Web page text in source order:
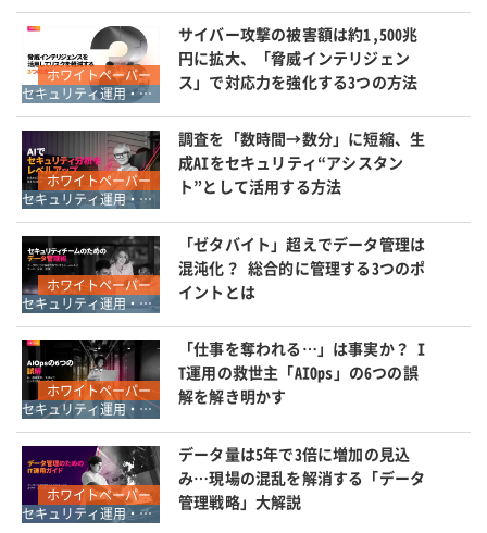
ホワイトペーパー
セキュリティ運用・SOC・SIEM・ログ管理
サイバー攻撃の被害額は約1,500兆
円に拡大、「脅威インテリジェン
ス」で対応力を強化する3つの方法
ホワイトペーパー
セキュリティ運用・SOC・SIEM・ログ管理
調査を「数時間→数分」に短縮、生
成AIをセキュリティ“アシスタン
ト”として活用する方法
ホワイトペーパー
セキュリティ運用・SOC・SIEM・ログ管理
「ゼタバイト」超えでデータ管理は
混沌化？ 総合的に管理する3つのポ
イントとは
ホワイトペーパー
セキュリティ運用・SOC・SIEM・ログ管理
「仕事を奪われる…」は事実か？ I
T運用の救世主「AIOps」の6つの誤
解を解き明かす
ホワイトペーパー
セキュリティ運用・SOC・SIEM・ログ管理
データ量は5年で3倍に増加の見込
み…現場の混乱を解消する「データ
管理戦略」大解説